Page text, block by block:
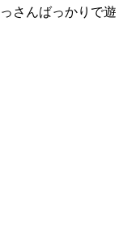
さんばっかりで遊